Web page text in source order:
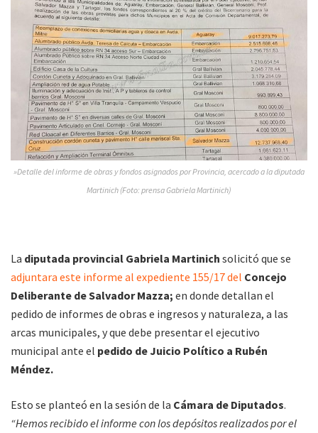
»Detalle del informe de obras y fondos asignados por Provincia, acercado a la diputada
Martinich (Foto: prensa Gabriela Martinich)
La diputada provincial Gabriela Martinich solicitó que se
adjuntara este informe al expediente 155/17 del Concejo
Deliberante de Salvador Mazza; en donde detallan el
pedido de informes de obras e ingresos y naturaleza, a las
arcas municipales, y que debe presentar el ejecutivo
municipal ante el pedido de Juicio Político a Rubén
Méndez.
Esto se planteó en la sesión de la Cámara de Diputados.
“Hemos recibido el informe con los depósitos realizados por el